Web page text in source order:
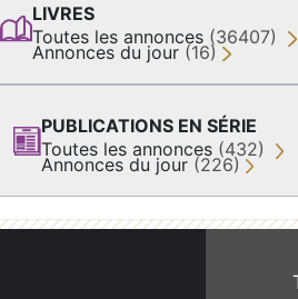
LIVRES
Toutes les annonces (36407)
Annonces du jour (16)
PUBLICATIONS EN SÉRIE
Toutes les annonces (432)
Annonces du jour (226)